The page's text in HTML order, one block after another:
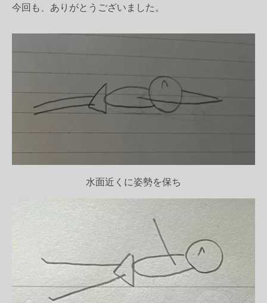
今回も、ありがとうございました。
水面近くに姿勢を保ち